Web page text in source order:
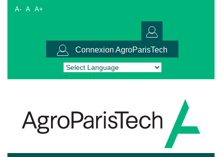
A- A A+
Connexion AgroParisTech
Powered by Translate